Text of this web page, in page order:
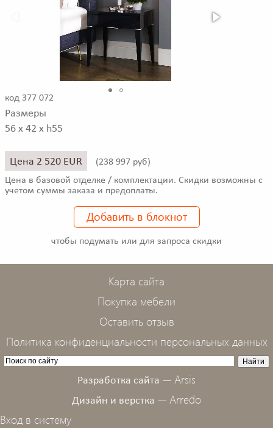
код 377 072
Размеры
56 x 42 x h55
Цена 2 520 EUR (238 997 руб)
Цена в базовой отделке / комплектации. Скидки возможны с
учетом суммы заказа и предоплаты.
Добавить в блокнот
чтобы подумать или для запроса скидки
Карта сайта
Покупка мебели
Оставить отзыв
Политика конфиденциальности персональных данных
Разработка сайта — Arsis
Дизайн и верстка — Arredo
Вход в систему